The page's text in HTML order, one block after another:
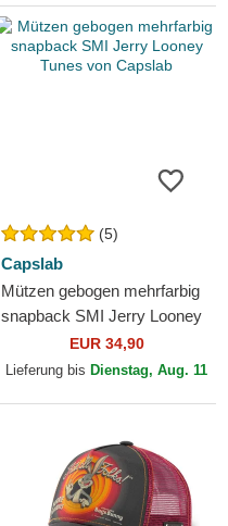
(5)
Capslab
Mützen gebogen mehrfarbig
snapback SMI Jerry Looney
Tunes von Capslab
EUR 34,90
Lieferung bis Dienstag, Aug. 11